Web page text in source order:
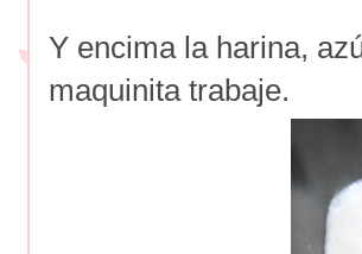
Y encima la harina,
maquinita trabaje.